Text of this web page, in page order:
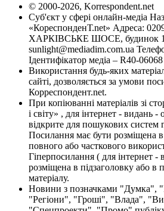
© 2000-2026, Korrespondent.net
Суб'єкт у сфері онлайн-медіа
«КореспонденТ.net» Адреса:
ХАРКІВСЬКЕ ШОСЕ, будинок
sunlight@mediadim.com.ua
Ідентифікатор медіа – R40-06068
Використання будь-яких
сайті, дозволяється за умови
Корреспондент.net.
При копіюванні матеріалів зі
і світу» , для інтернет - видань -
відкрите для пошукових систем
Посилання має бути розміщена в
повного або часткового
Гіперпосилання ( для інтернет
розміщена в підзаголовку або в
матеріалу.
Новини з позначками "Думка",
"Регіони", "Гроші", "Влада",